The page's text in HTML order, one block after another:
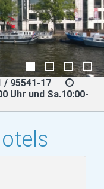
/ 95541-17
Uhr und Sa.10:00-